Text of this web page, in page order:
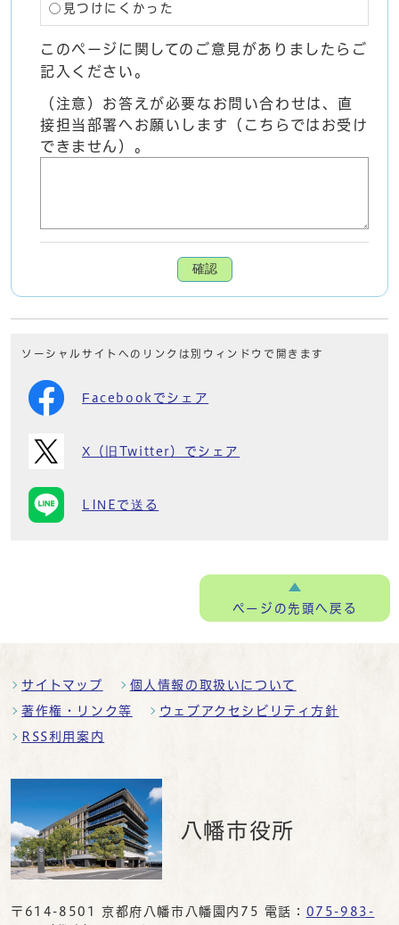
見つけにくかった
このページに関してのご意見がありましたらご
記入ください。
（注意）お答えが必要なお問い合わせは、直
接担当部署へお願いします（こちらではお受け
できません）。
確認
ソーシャルサイトへのリンクは別ウィンドウで開きます
Facebookでシェア
X（旧Twitter）でシェア
LINEで送る
ページの先頭へ戻る
サイトマップ 個人情報の取扱いについて
著作権・リンク等 ウェブアクセシビリティ方針
RSS利用案内
八幡市役所
〒614-8501 京都府八幡市八幡園内75 電話： 075-983-